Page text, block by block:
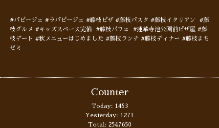
#パピージェ #ラパピージェ #藤枝ピザ #藤枝パスタ #藤枝イタリアン #藤
枝グルメ #キッズスペース完備 #藤枝パフェ #蓮華寺池公園前ピザ屋 #藤
枝デート #秋メニューはじめました #藤枝ランチ #藤枝ディナー #藤枝まち
ゼミ
Counter
Today: 1453
Yesterday: 1271
Total: 2547650